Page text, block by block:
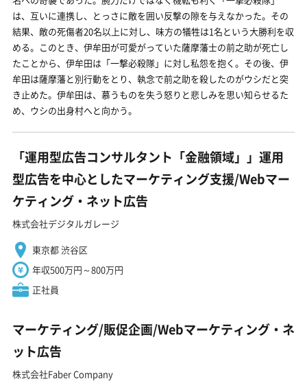
は、互いに連携し、とっさに敵を囲い反撃の隙を与えなかった。その
結果、敵の死傷者20名以上に対し、味方の犠牲は1名という大勝利を収
める。このとき、伊牟田が可愛がっていた薩摩藩士の前之助が死亡し
たことから、伊牟田は「一撃必殺隊」に対し私怨を抱く。その後、伊
牟田は薩摩藩と別行動をとり、執念で前之助を殺したのがウシだと突
き止めた。伊牟田は、慕うものを失う怒りと悲しみを思い知らせるた
め、ウシの出身村へと向かう。
「運用型広告コンサルタント「金融領域」」運用
型広告を中心としたマーケティング支援/Webマー
ケティング・ネット広告
株式会社デジタルガレージ
東京都 渋谷区
年収500万円～800万円
正社員
マーケティング/販促企画/Webマーケティング・ネ
ット広告
株式会社Faber Company